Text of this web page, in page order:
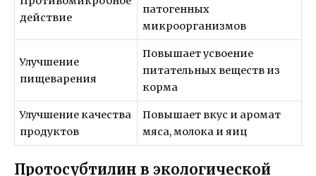
действие
патогенных
микроорганизмов
Улучшение
пищеварения
Повышает усвоение
питательных веществ из
корма
Улучшение качества
продуктов
Повышает вкус и аромат
мяса, молока и яиц
Протосубтилин в экологической